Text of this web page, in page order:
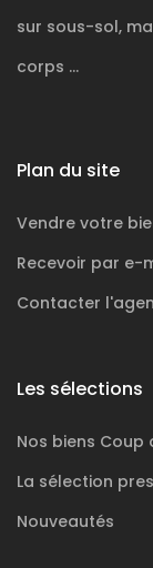
sur sous-sol,
corps ...
Plan du site
Vendre votre
Recevoir par e-
Contacter
Les sélections
Nos biens Coup
La sélection
Nouveautés